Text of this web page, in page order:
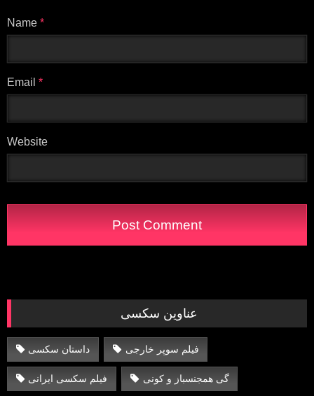
Name *
Email *
Website
عناوین سکسی
داستان سکسی فیلم سوپر خارجی
فیلم سکسی ایرانی گی همجنسباز و کونی